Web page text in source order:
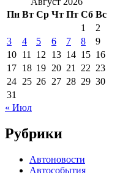
Пн Вт Ср Чт Пт Сб Вс
1
2
3
4 5 6 7 8
9
10 11 12 13 14 15 16
17 18 19 20 21 22 23
24 25 26 27 28 29 30
31
« Июл
Рубрики
Автоновости
Автособытия